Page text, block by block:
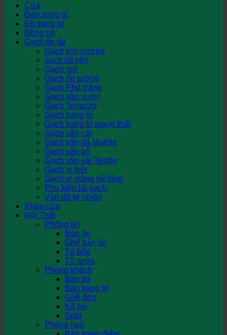
Cửa
Đèn trang trí
Đồ trang trí
Đồng hồ
Gạch ốp lát
Gạch kim cương
gạch lát nền
Gạch mờ
Gạch ốp tường
Gạch Phủ Vàng
Gạch sân vườn
Gạch Terrazzo
Gạch trang trí
Gạch trang trí ngoại thất
Gạch vân cát
Gạch vân đá Marble
Gạch vân gỗ
Gạch vân vải Textile
Gạch vi tinh
Gạch xi măng bê tông
Phụ kiện lát gạch
Vân đá tự nhiên
Khóa cửa
Nội Thất
Phòng ăn
Bàn ăn
Ghế bàn ăn
Tủ bếp
Tủ rượu
Phòng khách
Bàn trà
Bàn trang trí
Ghế đơn
Kệ tivi
Sofa
Phòng ngủ